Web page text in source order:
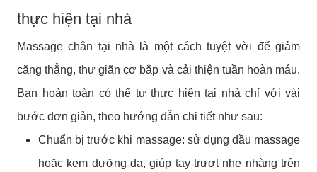
thực hiện tại nhà
Massage chân tại nhà là một cách tuyệt vời để giảm
căng thẳng, thư giãn cơ bắp và cải thiện tuần hoàn máu.
Bạn hoàn toàn có thể tự thực hiện tại nhà chỉ với vài
bước đơn giản, theo hướng dẫn chi tiết như sau:
Chuẩn bị trước khi massage: sử dụng dầu massage
hoặc kem dưỡng da, giúp tay trượt nhẹ nhàng trên